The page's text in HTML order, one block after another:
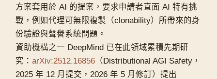
方案套用於 AI 的提案，要求申請者直面 AI 特有挑
戰，例如代理可無限複製（clonability）所帶來的身
份驗證與聲譽系統問題。
資助機構之一 DeepMind 已在此領域累積先期研
究： arXiv:2512.16856 （Distributional AGI Safety，
2025 年 12 月提交，2026 年 5 月修訂）提出